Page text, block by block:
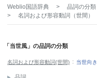
Weblio国語辞典 > 品詞の分類
>
名詞および形容動詞（世間）
「当世風」の品詞の分類
名詞および形容動詞(世間) 当世向き